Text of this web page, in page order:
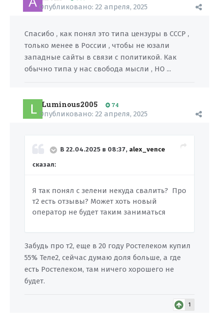
Опубликовано: 22 апреля, 2025
Спасибо , как понял это типа цензуры в СССР ,
только менее в России , чтобы не юзали
западные сайты в связи с политикой. Как
обычно типа у нас свобода мысли , НО ...
Luminous2005 74
Опубликовано: 22 апреля, 2025
В 22.04.2025 в 08:37, alex_vence
сказал:
Я так понял с зелени некуда свалить? Про
т2 есть отзывы? Может хоть новый
оператор не будет таким заниматься
Забудь про т2, еще в 20 году Ростелеком купил
55% Теле2, сейчас думаю доля больше, а где
есть Ростелеком, там ничего хорошего не
будет.
1